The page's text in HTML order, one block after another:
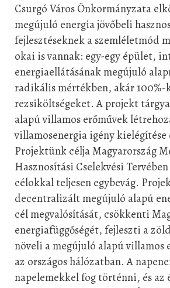
Csurgó Város Önkormányzata
megújuló energia jövőbeli
fejlesztéseknek a szemléletmód
okai is vannak: egy-egy épület,
energiaellátásának megújuló
radikális mértékben, akár 100%-
rezsiköltségeket. A projekt
alapú villamos erőművek
villamosenergia igény kielégítése
Projektünk célja Magyarország
Hasznosítási Cselekvési
célokkal teljesen egybevág.
decentralizált megújuló alapú
cél megvalósítását, csökkenti
energiafüggőségét, fejleszti a
növeli a megújuló alapú villamos
az országos hálózatban. A
napelemekkel fog történni, és az